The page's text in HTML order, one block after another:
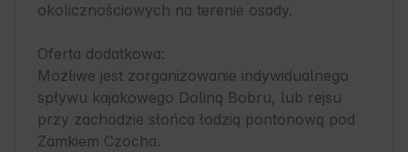
okolicznościowych na terenie osady.
Oferta dodatkowa:
Możliwe jest zorganizowanie indywidualnego
spływu kajakowego Doliną Bobru, lub rejsu
przy zachodzie słońca łodzią pontonową pod
Zamkiem Czocha.